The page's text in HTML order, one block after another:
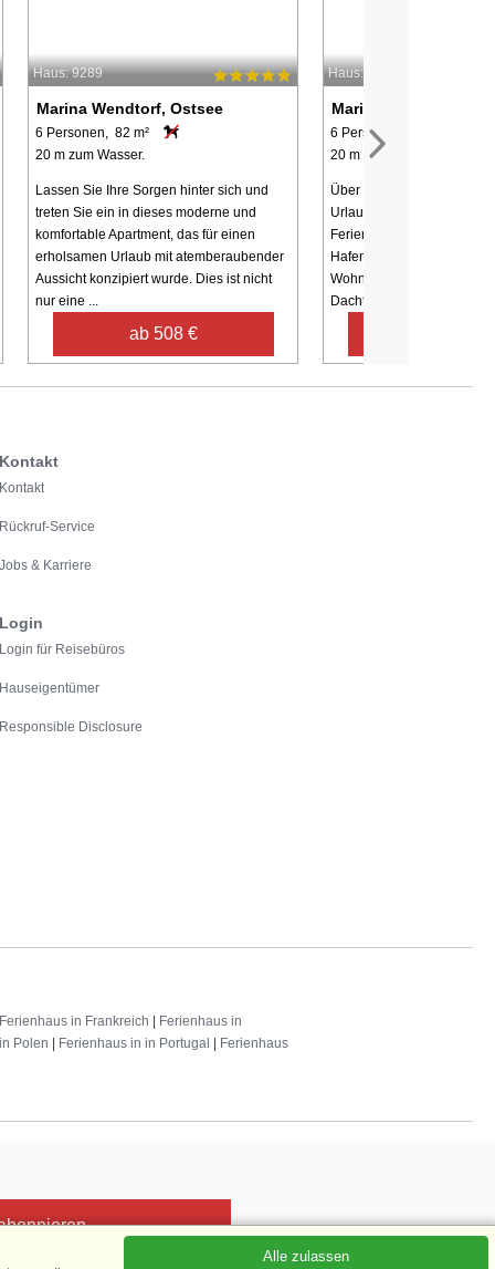
Haus: 9289
Marina Wendtorf, Ostsee
6 Personen, 82 m²
20 m zum Wasser.
Lassen Sie Ihre Sorgen hinter sich und
treten Sie ein in dieses moderne und
komfortable Apartment, das für einen
erholsamen Urlaub mit atemberaubender
Aussicht konzipiert wurde. Dies ist nicht
nur eine ...
ab 508 €
Haus: 43506
Marina Wendtorf,
6 Personen, 60 m²
20 m zum Wasser.
Über das Ferienhaus:
Urlaub in unserer
Ferienwohnung in der 1.
Hafen von Marina
Wohnung besticht durch
Dachterrasse ...
Kontakt
Kontakt
Rückruf-Service
Jobs & Karriere
Login
Login für Reisebüros
Hauseigentümer
Responsible Disclosure
Ferienhaus in Frankreich | Ferienhaus in
Polen | Ferienhaus in in Portugal | Ferienhaus
Alle zulassen